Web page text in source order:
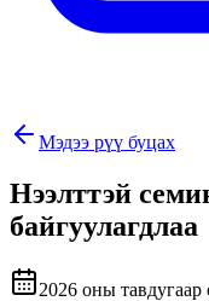
Мэдээ рүү буцах
Нээлттэй
байгуулагдлаа
2026 оны тавдугаар